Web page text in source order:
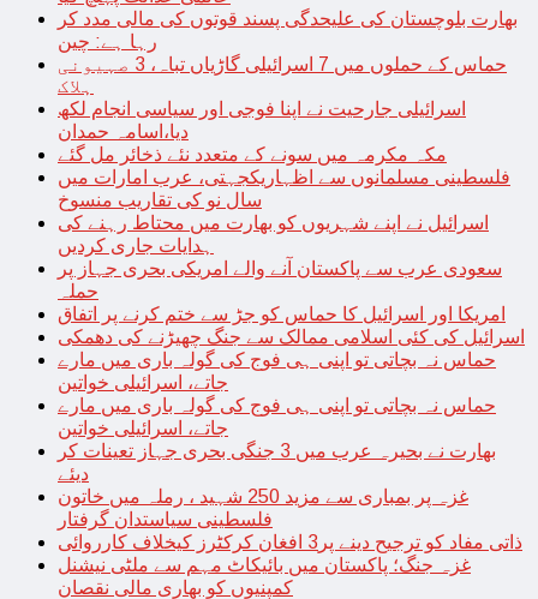
بھارت بلوچستان کی علیحدگی پسند قوتوں کی مالی مدد کر
رہا ہے: چین
حماس کے حملوں میں 7 اسرائیلی گاڑیاں تباہ، 3 صہیونی
ہلاک
اسرائیلی جارحیت نے اپنا فوجی اور سیاسی انجام لکھ
دیا،اسامہ حمدان
مکہ مکرمہ میں سونے کے متعدد نئے ذخائر مل گئے
فلسطینی مسلمانوں سے اظہاریکجہتی، عرب امارات میں
سال نو کی تقاریب منسوخ
اسرائیل نے اپنے شہریوں کو بھارت میں محتاط رہنے کی
ہدایات جاری کردیں
سعودی عرب سے پاکستان آنے والے امریکی بحری جہاز پر
حملہ
امریکا اور اسرائیل کا حماس کو جڑ سے ختم کرنے پر اتفاق
اسرائیل کی کئی اسلامی ممالک سے جنگ چھیڑنے کی دھمکی
حماس نہ بچاتی تو اپنی ہی فوج کی گولہ باری میں مارے
جاتے، اسرائیلی خواتین
حماس نہ بچاتی تو اپنی ہی فوج کی گولہ باری میں مارے
جاتے، اسرائیلی خواتین
بھارت نے بحیرہ عرب میں 3 جنگی بحری جہاز تعینات کر
دیئے
غزہ پر بمباری سے مزید 250 شہید ، رملہ میں خاتون
فلسطینی سیاستدان گرفتار
ذاتی مفاد کو ترجیح دینے پر3 افغان کرکٹرز کیخلاف کارروائی
غزہ جنگ؛ پاکستان میں بائیکاٹ مہم سے ملٹی نیشنل
کمپنیوں کو بھاری مالی نقصان